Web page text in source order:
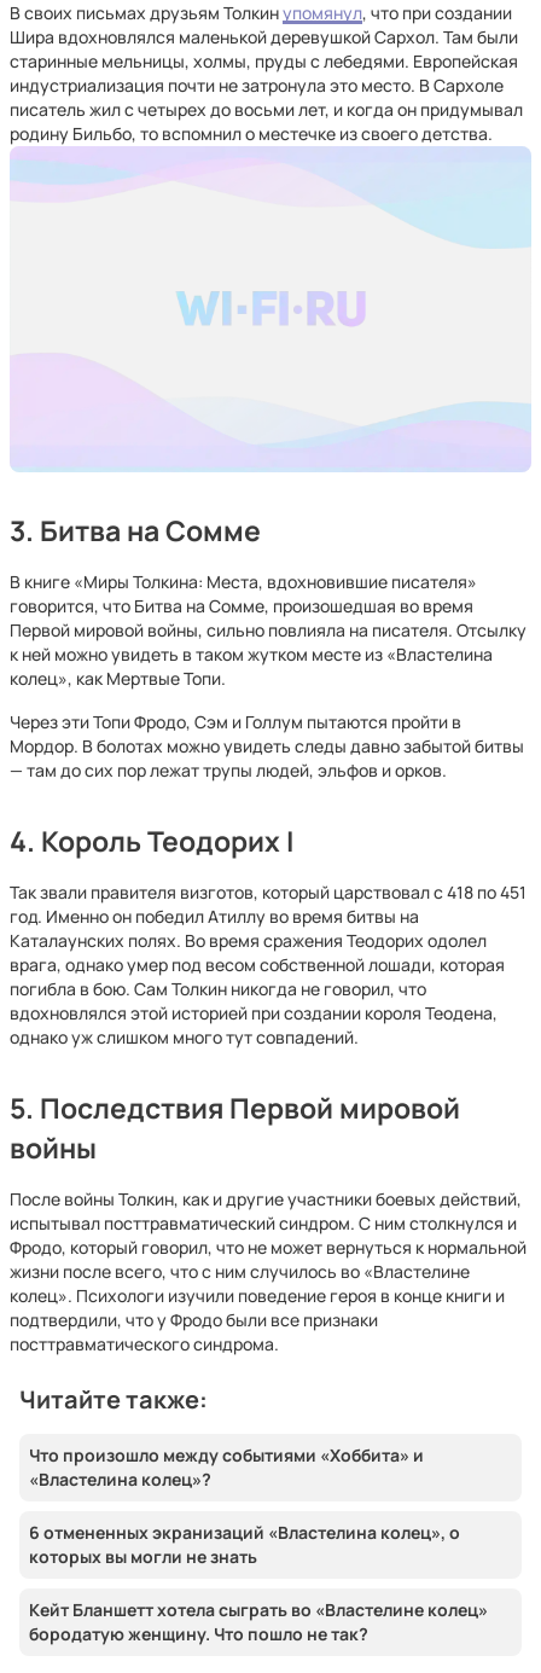
В своих письмах друзьям Толкинупомянул, что при создании
Шира вдохновлялся маленькой деревушкой Сархол. Там были
старинные мельницы, холмы, пруды с лебедями. Европейская
индустриализация почти не затронула это место. В Сархоле
писатель жил с четырех до восьми лет, и когда он придумывал
родину Бильбо, то вспомнил о местечке из своего детства.
3. Битва на Сомме
В книге «Миры Толкина: Места, вдохновившие писателя»
говорится, что Битва на Сомме, произошедшая во время
Первой мировой войны, сильно повлияла на писателя. Отсылку
к ней можно увидеть в таком жутком месте из «Властелина
колец», как Мертвые Топи.
Через эти Топи Фродо, Сэм и Голлум пытаются пройти в
Мордор. В болотах можно увидеть следы давно забытой битвы
— там до сих пор лежат трупы людей, эльфов и орков.
4. Король Теодорих I
Так звали правителя визготов, который царствовал с 418 по 451
год. Именно он победил Атиллу во время битвы на
Каталаунских полях. Во время сражения Теодорих одолел
врага, однако умер под весом собственной лошади, которая
погибла в бою. Сам Толкин никогда не говорил, что
вдохновлялся этой историей при создании короля Теодена,
однако уж слишком много тут совпадений.
5. Последствия Первой мировой
войны
После войны Толкин, как и другие участники боевых действий,
испытывал посттравматический синдром. С ним столкнулся и
Фродо, который говорил, что не может вернуться к нормальной
жизни после всего, что с ним случилось во «Властелине
колец». Психологи изучили поведение героя в конце книги и
подтвердили, что у Фродо были все признаки
посттравматического синдрома.
Читайте также:
Что произошло между событиями «Хоббита» и
«Властелина колец»?
6 отмененных экранизаций «Властелина колец», о
которых вы могли не знать
Кейт Бланшетт хотела сыграть во «Властелине колец»
бородатую женщину. Что пошло не так?